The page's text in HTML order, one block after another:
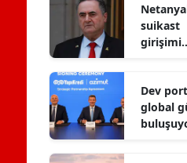
suikast
girişimi
Bakanı
gizlenen
Dev
global